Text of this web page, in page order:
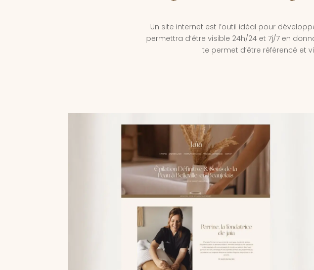
Un site internet est l’outil idéal pour
permettra d’être visible 24h/24 et 7j/7 en
te permet d’être référencé et